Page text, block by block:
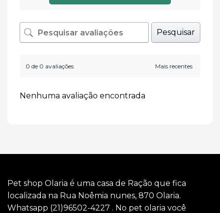
Pesquisar
0 de 0 avaliações
Nenhuma avaliação encontrada
Pet shop Olaria é uma casa de Ração que fica
localizada na Rua Noêmia nunes, 870 Olaria.
Whatsapp (21)96502-4227 . No pet olaria você